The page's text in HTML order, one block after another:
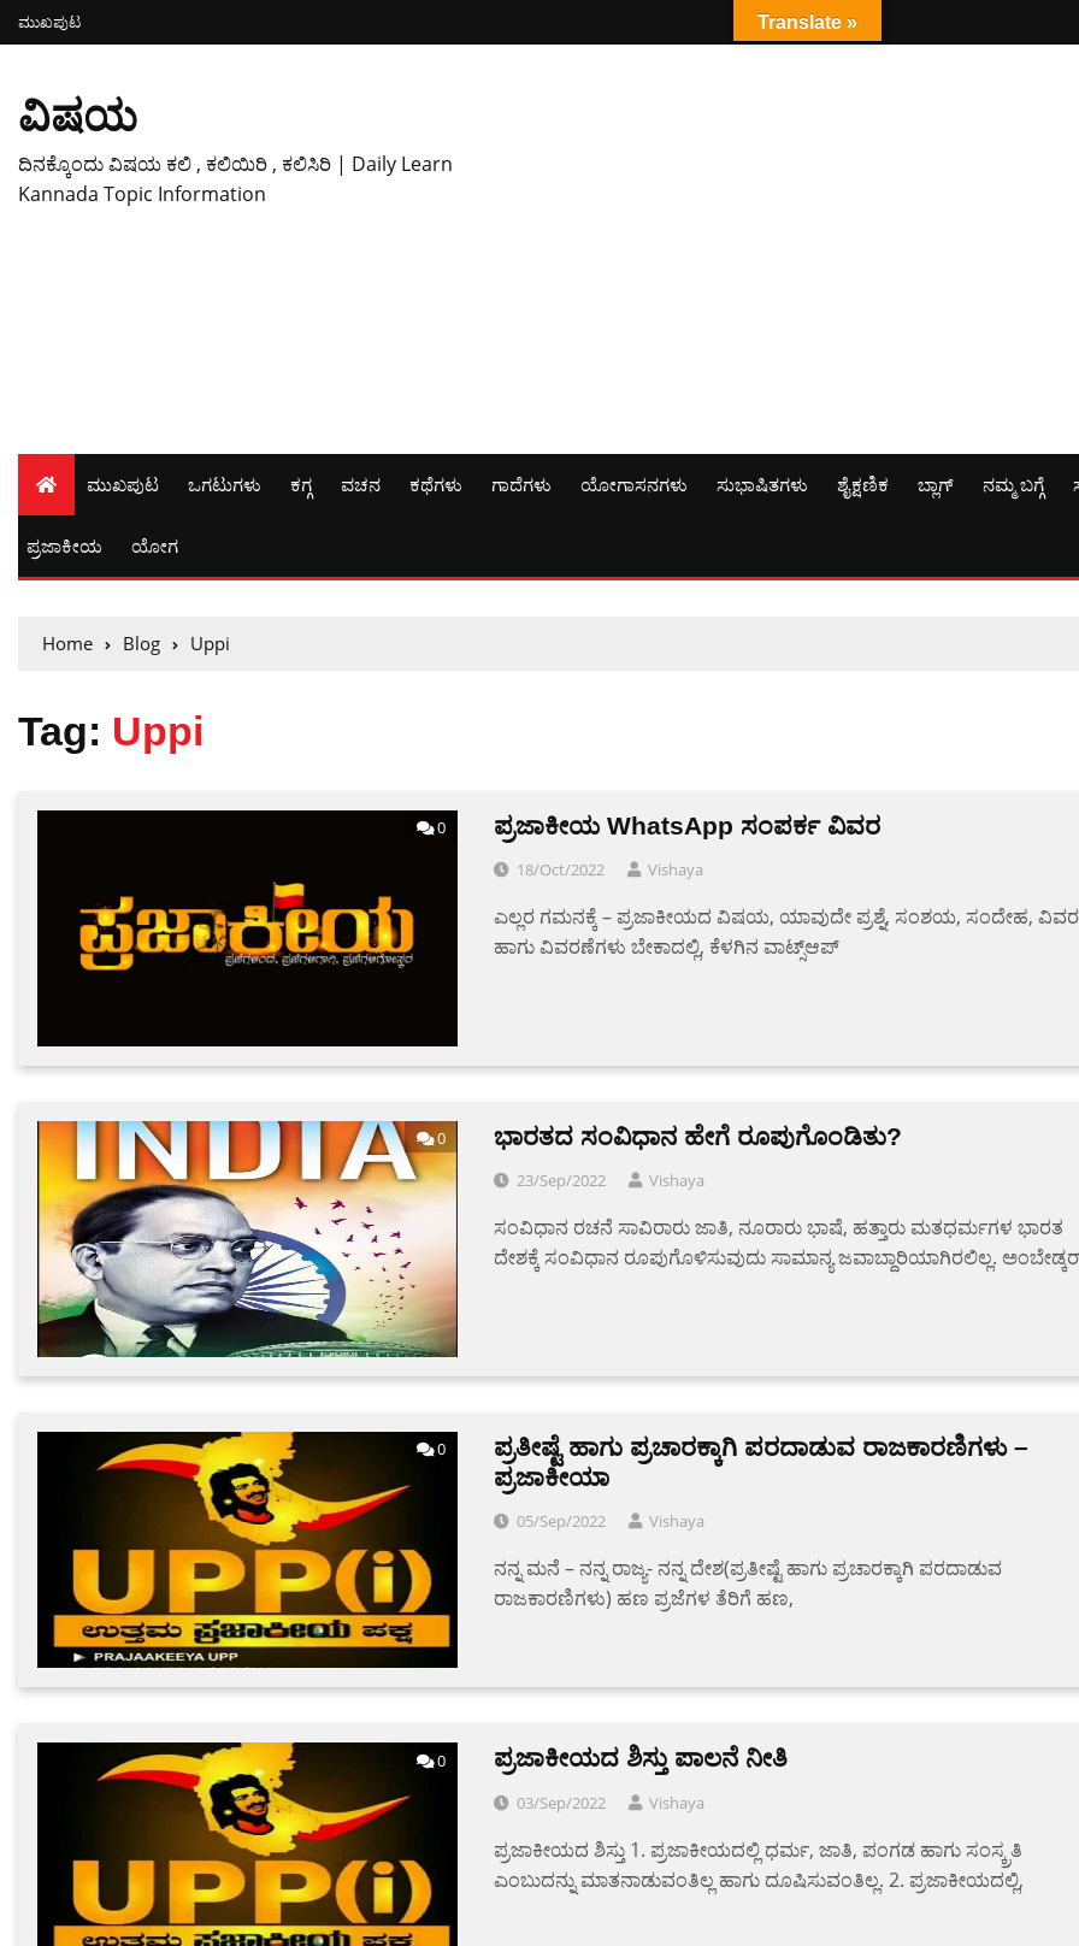
ಮುಖಪುಟ
ವಿಷಯ
ದಿನಕ್ಕೊಂದು ವಿಷಯ ಕಲಿ , ಕಲಿಯಿರಿ , ಕಲಿಸಿರಿ | Daily Learn
Kannada Topic Information
ಮುಖಪುಟ ಒಗಟುಗಳು ಕಗ್ಗ ವಚನ ಕಥೆಗಳು ಗಾದೆಗಳು ಯೋಗಾಸನಗಳು ಸುಭಾಷಿತಗಳು ಶೈಕ್ಷಣಿಕ ಬ್ಲಾಗ್ ನಮ್ಮ ಬಗ್ಗೆ
ಪ್ರಜಾಕೀಯ ಯೋಗ
Home Blog Uppi
Tag: Uppi
0 ಪ್ರಜಾಕೀಯ WhatsApp ಸಂಪರ್ಕ ವಿವರ
18/Oct/2022 Vishaya
ಎಲ್ಲರ ಗಮನಕ್ಕೆ – ಪ್ರಜಾಕೀಯದ ವಿಷಯ, ಯಾವುದೇ ಪ್ರಶ್ನೆ, ಸಂಶಯ, ಸಂದೇಹ, ವಿವರ
ಹಾಗು ವಿವರಣೆಗಳು ಬೇಕಾದಲ್ಲಿ, ಕೆಳಗಿನ ವಾಟ್ಸ್ಆಪ್
0 ಭಾರತದ ಸಂವಿಧಾನ ಹೇಗೆ ರೂಪುಗೊಂಡಿತು?
23/Sep/2022 Vishaya
ಸಂವಿಧಾನ ರಚನೆ ಸಾವಿರಾರು ಜಾತಿ, ನೂರಾರು ಭಾಷೆ, ಹತ್ತಾರು ಮತಧರ್ಮಗಳ ಭಾರತ
ದೇಶಕ್ಕೆ ಸಂವಿಧಾನ ರೂಪುಗೊಳಿಸುವುದು ಸಾಮಾನ್ಯ ಜವಾಬ್ದಾರಿಯಾಗಿರಲಿಲ್ಲ.
0
ಪ್ರತೀಷ್ಟೆ ಹಾಗು ಪ್ರಚಾರಕ್ಕಾಗಿ ಪರದಾಡುವ ರಾಜಕಾರಣಿಗಳು –
ಪ್ರಜಾಕೀಯಾ
05/Sep/2022 Vishaya
ನನ್ನ ಮನೆ – ನನ್ನ ರಾಜ್ಯ- ನನ್ನ ದೇಶ(ಪ್ರತೀಷ್ಟೆ ಹಾಗು ಪ್ರಚಾರಕ್ಕಾಗಿ ಪರದಾಡುವ
ರಾಜಕಾರಣಿಗಳು) ಹಣ ಪ್ರಜೆಗಳ ತೆರಿಗೆ ಹಣ,
0 ಪ್ರಜಾಕೀಯದ ಶಿಸ್ತು ಪಾಲನೆ ನೀತಿ
03/Sep/2022 Vishaya
ಪ್ರಜಾಕೀಯದ ಶಿಸ್ತು 1. ಪ್ರಜಾಕೀಯದಲ್ಲಿ ಧರ್ಮ, ಜಾತಿ, ಪಂಗಡ ಹಾಗು ಸಂಸ್ಕ್ರತಿ
ಎಂಬುದನ್ನು ಮಾತನಾಡುವಂತಿಲ್ಲ ಹಾಗು ದೂಷಿಸುವಂತಿಲ್ಲ. 2. ಪ್ರಜಾಕೀಯದಲ್ಲಿ,
Translate »